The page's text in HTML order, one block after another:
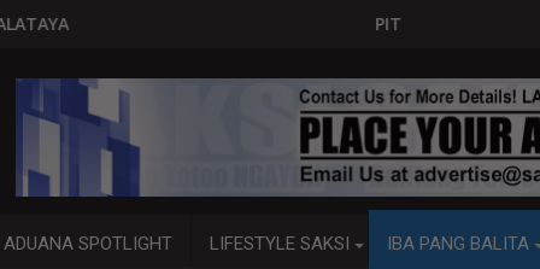
PITO KATAO NASAGIP SA TUMAOB NA PUMP
ADUANA SPOTLIGHT LIFESTYLE SAKSI IBA PANG BALITA